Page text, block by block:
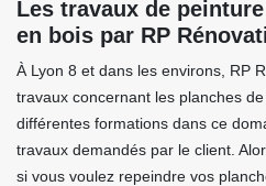
Les travaux de
en bois par RP
À Lyon 8 et dans les environs, RP
travaux concernant les planches
différentes formations dans ce
travaux demandés par le client.
si vous voulez repeindre vos